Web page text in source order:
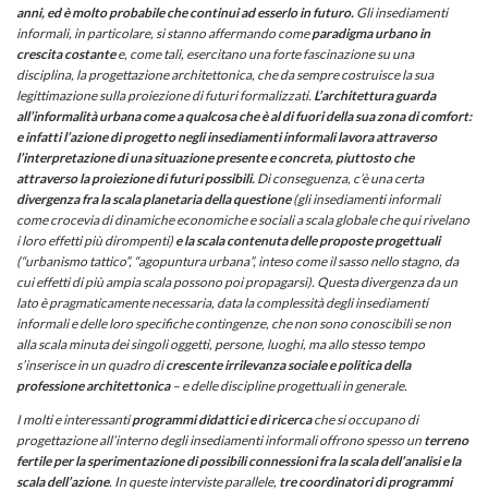
anni, ed è molto probabile che continui ad esserlo in futuro. Gli insediamenti
informali, in particolare, si stanno affermando comeparadigma urbano in
crescita costantee, come tali, esercitano una forte fascinazione su una
disciplina, la progettazione architettonica, che da sempre costruisce la sua
legittimazione sulla proiezione di futuri formalizzati. L’architettura guarda
all’informalità urbana come a qualcosa che è al di fuori della sua zona di comfort:
e infatti l’azione di progetto negli insediamenti informali lavora attraverso
l’interpretazione di una situazione presente e concreta, piuttosto che
attraverso la proiezione di futuri possibili. Di conseguenza, c’è una certa
divergenza fra la scala planetaria della questione(gli insediamenti informali
come crocevia di dinamiche economiche e sociali a scala globale che qui rivelano
i loro effetti più dirompenti) e la scala contenuta delle proposte progettuali
(“urbanismo tattico”, “agopuntura urbana”, inteso come il sasso nello stagno, da
cui effetti di più ampia scala possono poi propagarsi). Questa divergenza da un
lato è pragmaticamente necessaria, data la complessità degli insediamenti
informali e delle loro specifiche contingenze, che non sono conoscibili se non
alla scala minuta dei singoli oggetti, persone, luoghi, ma allo stesso tempo
s’inserisce in un quadro dicrescente irrilevanza sociale e politica della
professione architettonica– e delle discipline progettuali in generale.
I molti e interessantiprogrammi didattici e di ricercache si occupano di
progettazione all’interno degli insediamenti informali offrono spesso un terreno
fertile per la sperimentazione di possibili connessioni fra la scala dell’analisi e la
scala dell’azione. In queste interviste parallele, tre coordinatori di programmi